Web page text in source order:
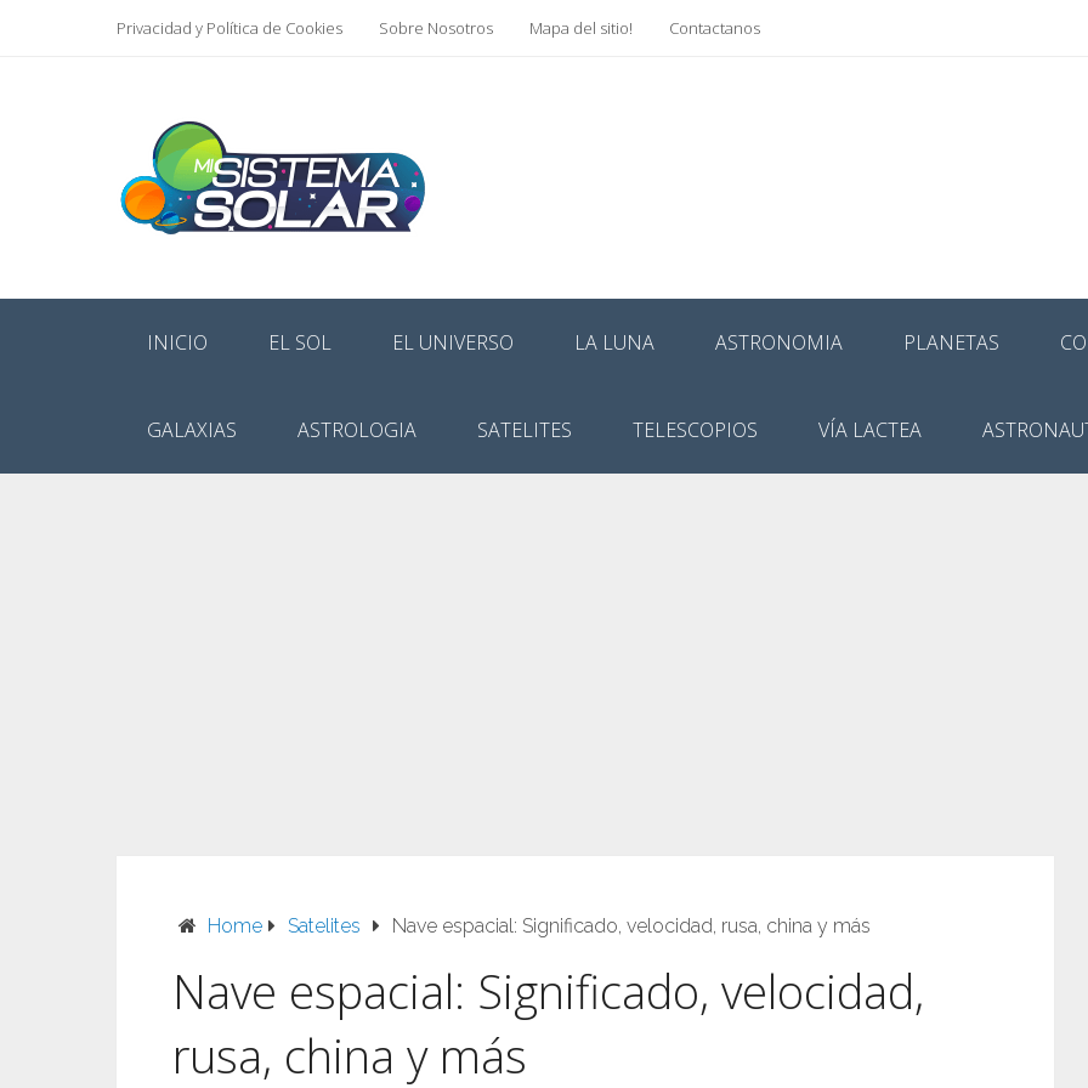
Privacidad y Política de Cookies Sobre Nosotros Mapa del sitio! Contactanos
INICIO EL SOL EL UNIVERSO LA LUNA ASTRONOMIA PLANETAS
GALAXIAS ASTROLOGIA SATELITES TELESCOPIOS VÍA LACTEA
Home Satelites Nave espacial: Significado, velocidad, rusa, china y más
Nave espacial: Significado, velocidad,
rusa, china y más